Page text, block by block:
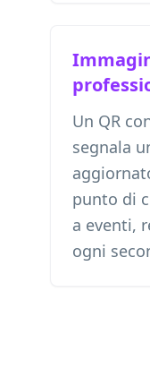
Un QR
segnala
punto di
a eventi,
ogni